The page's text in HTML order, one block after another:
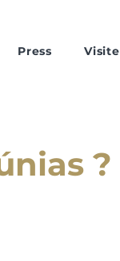
Press Visite
?